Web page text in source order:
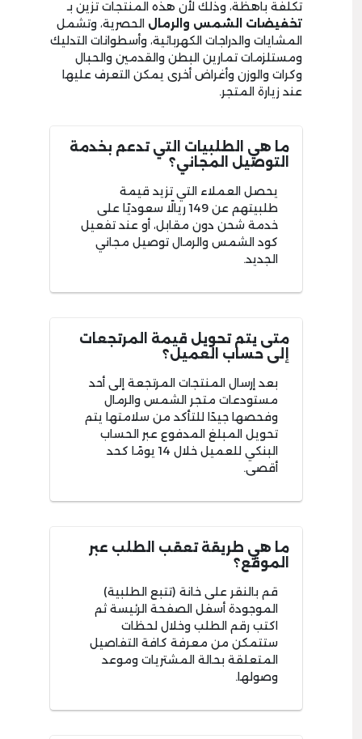
تكلفة باهظة، وذلك لأن هذه المنتجات تزين بـ
تخفيضات الشمس والرمال الحصرية، وتشمل
المشايات والدراجات الكهربائية، وأسطوانات التدليك
ومستلزمات تمارين البطن والقدمين والحبال
وكرات والوزن وأغراض أخرى يمكن التعرف عليها
عند زيارة المتجر.
ما هي الطلبيات التي تدعم بخدمة
التوصيل المجاني؟
يحصل العملاء التي تزيد قيمة
طلبيتهم عن 149 ريالًا سعوديًا على
خدمة شحن دون مقابل، أو عند تفعيل
كود الشمس والرمال توصيل مجاني
الجديد.
متى يتم تحويل قيمة المرتجعات
إلى حساب العميل؟
بعد إرسال المنتجات المرتجعة إلى أحد
مستودعات متجر الشمس والرمال
وفحصها جيدًا للتأكد من سلامتها يتم
تحويل المبلغ المدفوع عبر الحساب
البنكي للعميل خلال 14 يومًا كحد
أقصى.
ما هي طريقة تعقب الطلب عبر
الموقع؟
قم بالنقر على خانة (تتبع الطلبية)
الموجودة أسفل الصفحة الرئيسة ثم
اكتب رقم الطلب وخلال لحظات
ستتمكن من معرفة كافة التفاصيل
المتعلقة بحالة المشتريات وموعد
وصولها.